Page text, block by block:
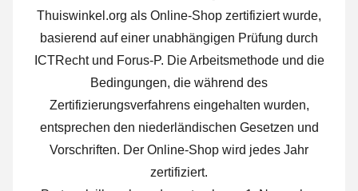
Thuiswinkel.org als Online-Shop zertifiziert wurde,
basierend auf einer unabhängigen Prüfung durch
ICTRecht und Forus-P. Die Arbeitsmethode und die
Bedingungen, die während des
Zertifizierungsverfahrens eingehalten wurden,
entsprechen den niederländischen Gesetzen und
Vorschriften. Der Online-Shop wird jedes Jahr
zertifiziert.